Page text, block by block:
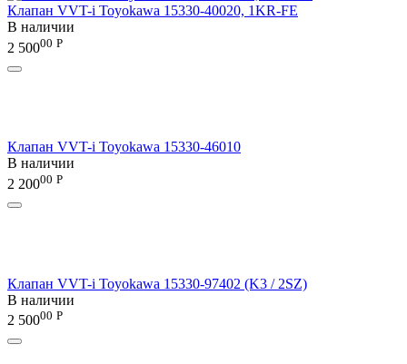
Клапан VVT-i Toyokawa 15330-40020, 1KR-FE
В наличии
2 50000 Р
Клапан VVT-i Toyokawa 15330-46010
В наличии
2 20000 Р
Клапан VVT-i Toyokawa 15330-97402 (K3 / 2SZ)
В наличии
2 50000 Р